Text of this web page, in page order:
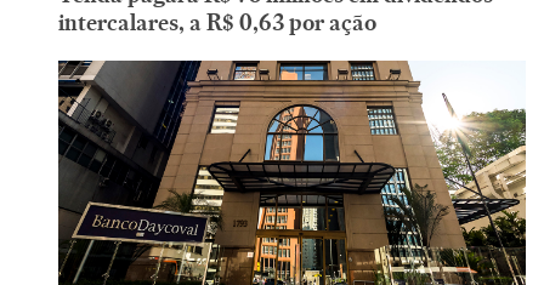
intercalares, a R$ 0,63 por ação